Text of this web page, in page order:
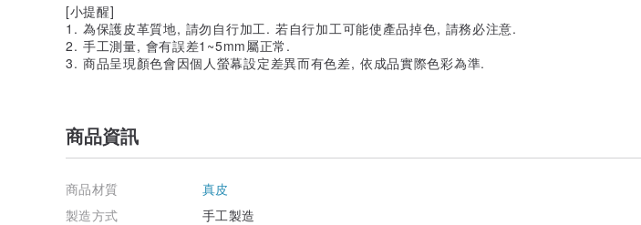
[小提醒]
1. 為保護皮革質地, 請勿自行加工. 若自行加工可能使產品掉色, 請務必注意.
2. 手工測量, 會有誤差1~5mm屬正常.
3. 商品呈現顏色會因個人螢幕設定差異而有色差, 依成品實際色彩為準.
商品資訊
商品材質
真皮
製造方式
手工製造